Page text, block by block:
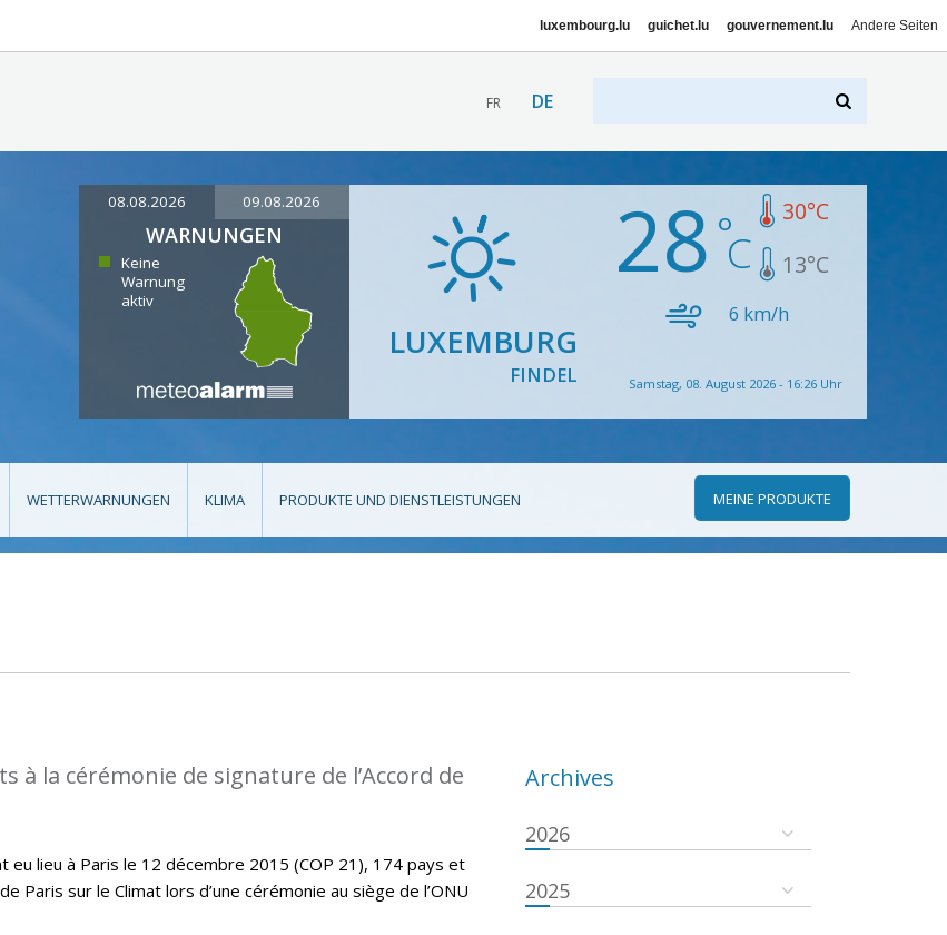
luxembourg.lu guichet.lu gouvernement.lu Andere Seiten
FR DE
08.08.2026 09.08.2026
WARNUNGEN
Keine
Warnung
aktiv
LUXEMBURG
FINDEL
28 30°C
13°C
6 km/h
Samstag, 08. August 2026 - 16:26 Uhr
WETTERWARNUNGEN KLIMA PRODUKTE UND DIENSTLEISTUNGEN MEINE PRODUKTE
à la cérémonie de signature de l’Accord de
eu lieu à Paris le 12 décembre 2015 (COP 21), 174 pays et
Paris sur le Climat lors d’une cérémonie au siège de l’ONU
Archives
2026
2025